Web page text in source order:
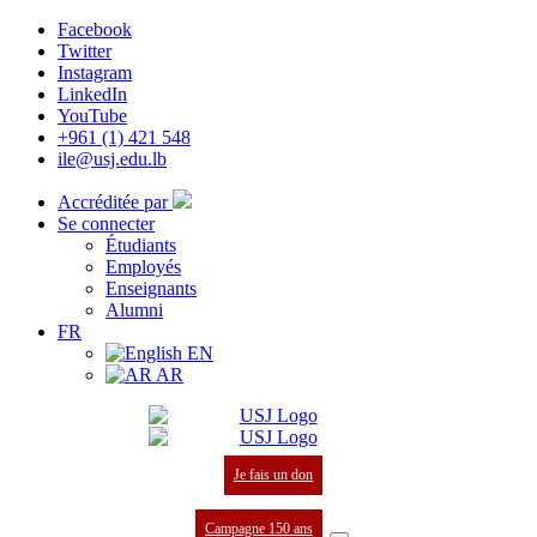
Facebook
Twitter
Instagram
LinkedIn
YouTube
+961 (1) 421 548
ile@usj.edu.lb
Accréditée par
Se connecter
Étudiants
Employés
Enseignants
Alumni
FR
EN
AR
Je fais un don
Campagne 150 ans